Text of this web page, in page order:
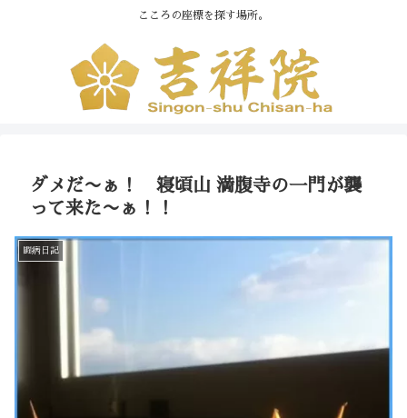
こころの座標を探す場所。
ダメだ〜ぁ！ 寝頃山 満腹寺の一門が襲
って来た〜ぁ！！
闘病日記